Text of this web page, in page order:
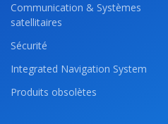
Communication & Systèmes
satellitaires
Sécurité
Integrated Navigation System
Produits obsolètes